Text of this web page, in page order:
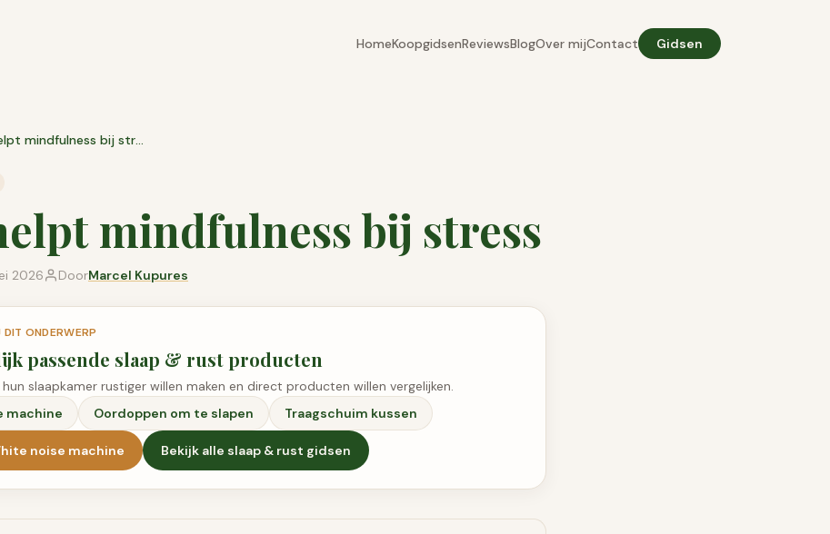
HomeKoopgidsenReviewsBlogOver mijContact Gidsen
Hoe helpt mindfulness bij stress
mindfulness bij stress
2026 DoorMarcel Kupures
ONDERWERP
passende slaap & rustproducten
slaapkamer rustiger willen maken en direct producten willen vergelijken.
machine
Oordoppen om te slapen Traagschuim kussen
noise machine Bekijk alle slaap & rust gidsen